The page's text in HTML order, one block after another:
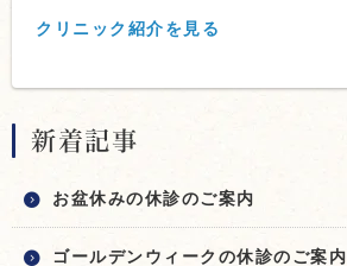
クリニック紹介を見る
新着記事
お盆休みの休診のご案内
ゴールデンウィークの休診のご案内